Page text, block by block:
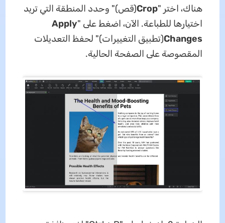
هناك، اختر "Crop(قص)" وحدد المنطقة التي تريد
اختيارها للطباعة. الآن، اضغط على "Apply
Changes(تطبيق التغييرات)" لحفظ التعديلات
المقصوصة على الصفحة الحالية.